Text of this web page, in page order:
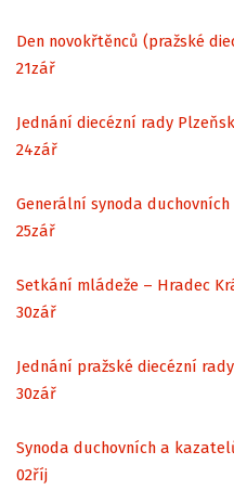
Den novokřtěnců (pražské
21zář
Jednání diecézní rady
24zář
Generální synoda duchovních
25zář
Setkání mládeže – Hradec
30zář
Jednání pražské diecézní rady
30zář
Synoda duchovních a
02říj